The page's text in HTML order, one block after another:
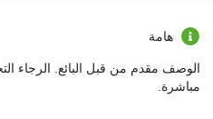
هامة
الوصف مقدم من قبل البائع. الرجاء
مباشرة.